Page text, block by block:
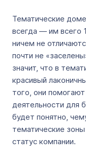
Тематические
всегда — им всего
ничем не
почти не
значит, что в
красивый
того, они
деятельности для
будет понятно,
тематические
статус компании.